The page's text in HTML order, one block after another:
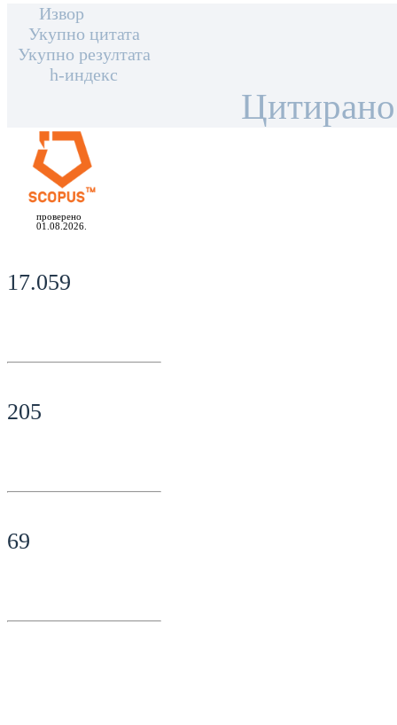
Извор
Укупно цитата
Укупно резултата
h-индекс
проверено
01.08.2026.
17.059
205
69